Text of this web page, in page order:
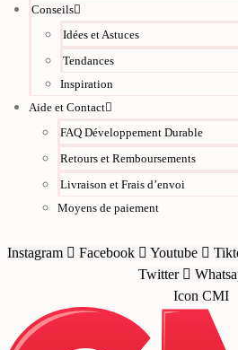
Conseils
Idées et Astuces
Tendances
Inspiration
Aide et Contact
FAQ Développement Durable
Retours et Remboursements
Livraison et Frais d’envoi
Moyens de paiement
Instagram Facebook Youtube
Twitter
Icon CMI